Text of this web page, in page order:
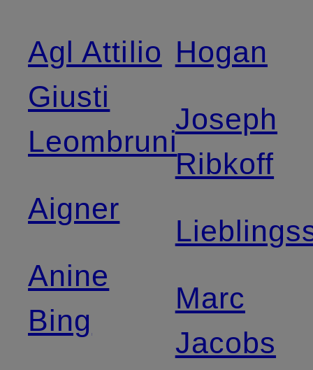
Agl Attilio
Giusti
Leombruni
Aigner
Anine
Bing
Hogan
Joseph
Ribkoff
Marc
Jacobs